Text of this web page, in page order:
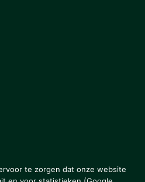
te zorgen dat onze website